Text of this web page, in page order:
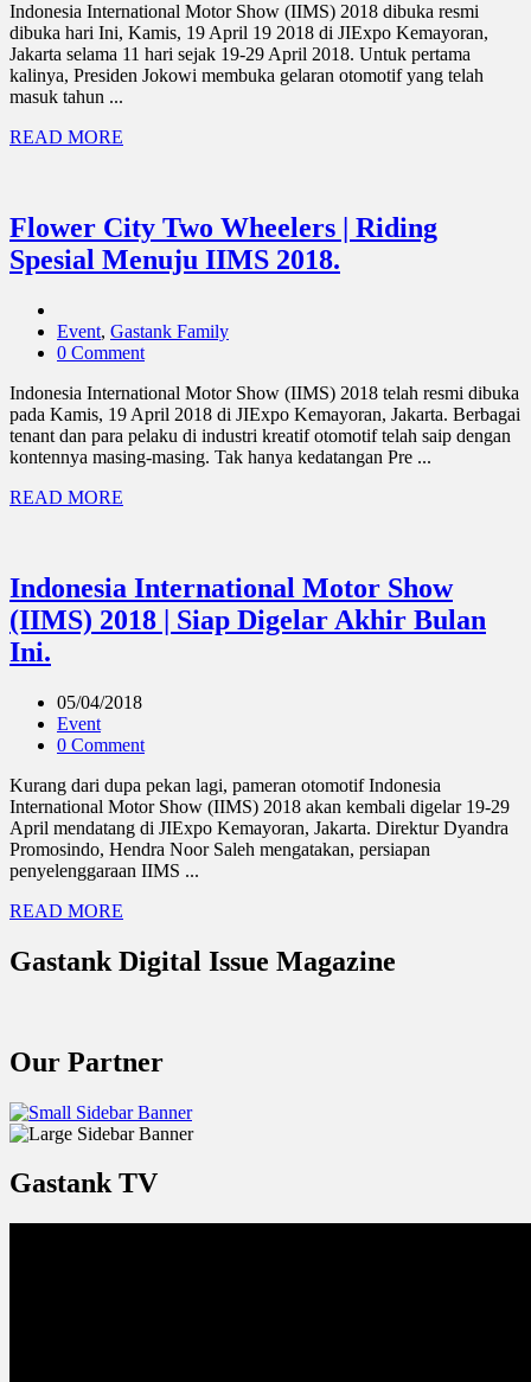
Indonesia International Motor Show (IIMS) 2018 dibuka resmi
dibuka hari Ini, Kamis, 19 April 19 2018 di JIExpo Kemayoran,
Jakarta selama 11 hari sejak 19-29 April 2018. Untuk pertama
kalinya, Presiden Jokowi membuka gelaran otomotif yang telah
masuk tahun ...
READ MORE
Flower City Two Wheelers | Riding
Spesial Menuju IIMS 2018.
Event, Gastank Family
0 Comment
Indonesia International Motor Show (IIMS) 2018 telah resmi dibuka
pada Kamis, 19 April 2018 di JIExpo Kemayoran, Jakarta. Berbagai
tenant dan para pelaku di industri kreatif otomotif telah saip dengan
kontennya masing-masing. Tak hanya kedatangan Pre ...
READ MORE
Indonesia International Motor Show
(IIMS) 2018 | Siap Digelar Akhir Bulan
Ini.
05/04/2018
Event
0 Comment
Kurang dari dupa pekan lagi, pameran otomotif Indonesia
International Motor Show (IIMS) 2018 akan kembali digelar 19-29
April mendatang di JIExpo Kemayoran, Jakarta. Direktur Dyandra
Promosindo, Hendra Noor Saleh mengatakan, persiapan
penyelenggaraan IIMS ...
READ MORE
Gastank Digital Issue Magazine
Our Partner
Gastank TV